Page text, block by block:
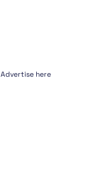
Advertise here